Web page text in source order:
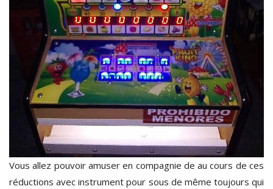
Vous allez pouvoir amuser en compagnie de au cours de ces
réductions avec instrument pour sous de même toujours qui